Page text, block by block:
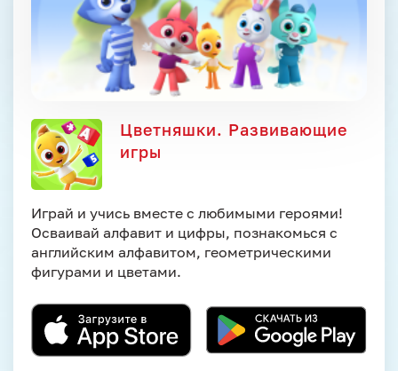
Цветняшки. Развивающие
игры
Играй и учись вместе с любимыми героями!
Осваивай алфавит и цифры, познакомься с
английским алфавитом, геометрическими
фигурами и цветами.